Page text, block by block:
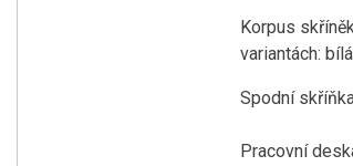
Korpus
variantách:
Spodní
Pracovní